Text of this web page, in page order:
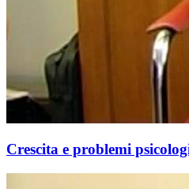
Crescita e problemi